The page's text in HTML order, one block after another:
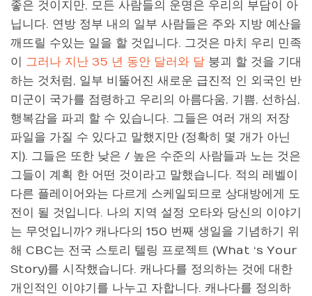
좋은 것이지만, 모든 사람들의 운명은 우리의 부담이 아
닙니다. 연방 정부 내의 일부 사람들은 주와 지방 예산을
깨뜨릴 수있는 일을 할 것입니다. 그것은 마치 우리 민족
이 그러나 지난 35 년 동안 달러와 달 붕괴 할 것을 기대
하는 것처럼, 일부 비뚤어진 새로운 급진적 인 외국인 반
미군이 국가를 점령하고 우리의 아름다움, 기쁨, 선하심,
행복감을 파괴 할 수 있습니다. 그들은 여러 개의 저장
파일을 가질 수 있다고 말했지만 (정확히 몇 개가 아닌
지). 그들은 또한 낮은 / 높은 수준의 사람들과 노는 것은
그들이 계획 한 어떤 것이라고 말했습니다. 적의 레벨이
다른 플레이어와는 다르게 스케일되므로 상대방에게 도
전이 될 것입니다. 나의 지역 설정 오타와 당신의 이야기
는 무엇입니까? 캐나다의 150 번째 생일을 기념하기 위
해 CBC는 전국 스토리 텔링 프로젝트 (What ‘s Your
Story)를 시작했습니다. 캐나다를 정의하는 것에 대한
개인적인 이야기를 나누고 자합니다. 캐나다를 정의하